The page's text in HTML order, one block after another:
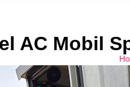
AC Mobil